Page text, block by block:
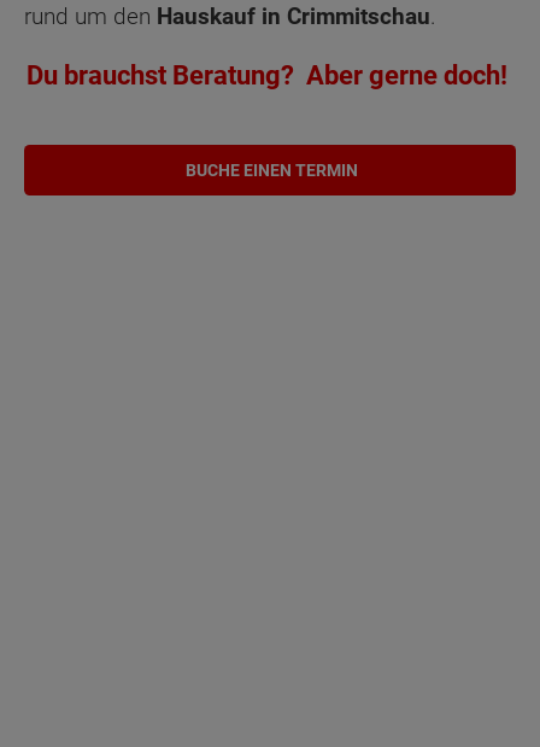
rund um den Hauskauf in Crimmitschau.
Du brauchst Beratung? Aber gerne doch!
BUCHE EINEN TERMIN